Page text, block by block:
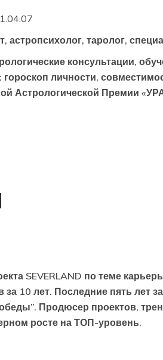
астропсихолог, таролог,
консультации,
гороскоп личности,
Астрологической Премии
SEVERLAND по теме
за 10 лет. Последние пять лет
Продюсер проектов,
росте на ТОП-уровень.